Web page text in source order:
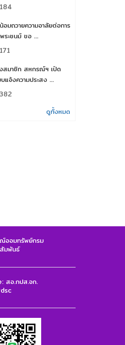
อมถวายความอาลัยต่อการ
ระชนม์​ ขอ ...
สมาชิก สหกรณ์ฯ เปิด
บแจ้งความประสง ...
ดูทั้งหมด
ออมทรัพย์กรม
สัมพันธ์
สอ.กปส.จก.